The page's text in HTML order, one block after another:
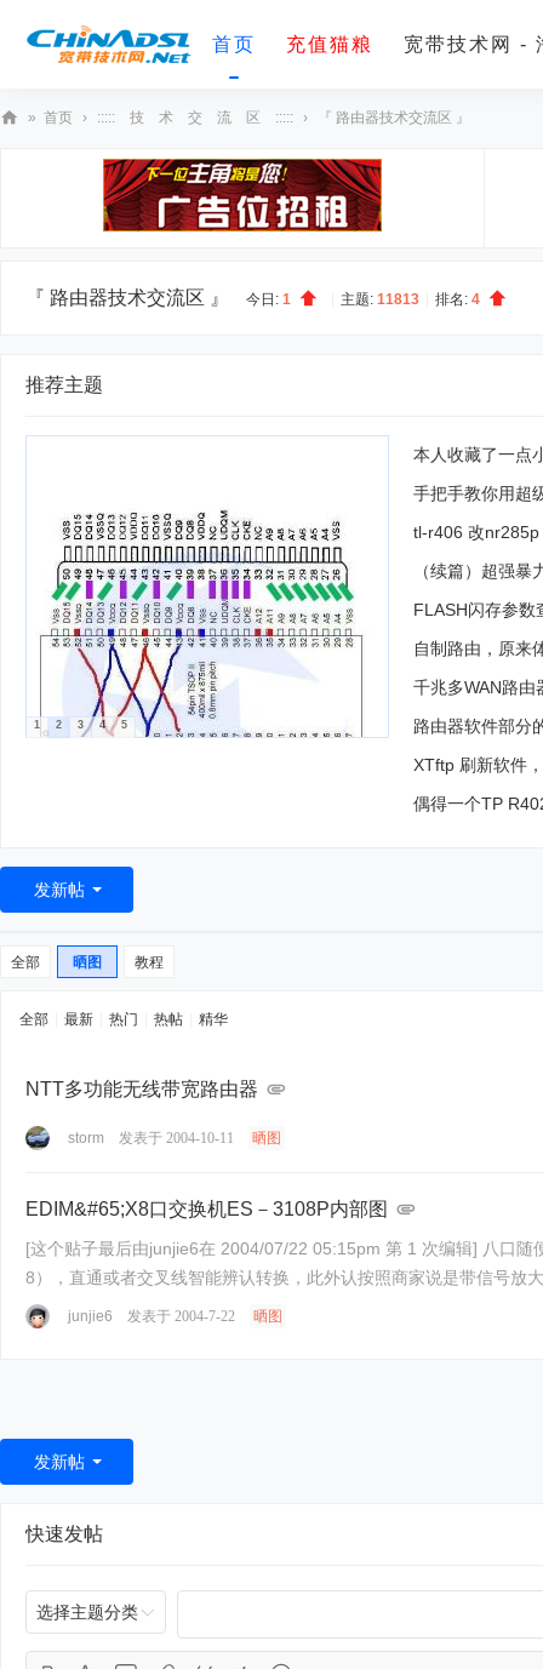
首页 充值猫粮 宽带技术网 -
» 首页 › ::::: 技 术 交 流 区 ::::: › 『 路由器技术交流区 』
『 路由器技术交流区 』 今日: 1 主题: 11813 排名: 4
推荐主题
1 2 3 4 5
本人收藏了一点
手把手教你用超
tl-r406 改
（续篇）超强
FLASH闪存参数
自制路由，原来
千兆多WAN路由
路由器软件部分
XTftp 刷新软件
偶得一个TP
发新帖
全部 晒图 教程
全部 最新 热门 热帖 精华
NTT多功能无线带宽路由器
storm 发表于 2004-10-11 晒图
EDIM&#65;X8口交换机ES－3108P内部图
[这个贴子最后由junjie6在 2004/07/22 05:15pm 第 1 次编辑] 八口随便那一口都可以Modem信号输入，（大部分交换机需要有一口是专用Modem信号输入，万一该口有故障，该交换机就8
8），直通或者交叉线智能辨认转换，此外认按照商家说是带信号
junjie6 发表于 2004-7-22 晒图
发新帖
快速发帖
选择主题分类